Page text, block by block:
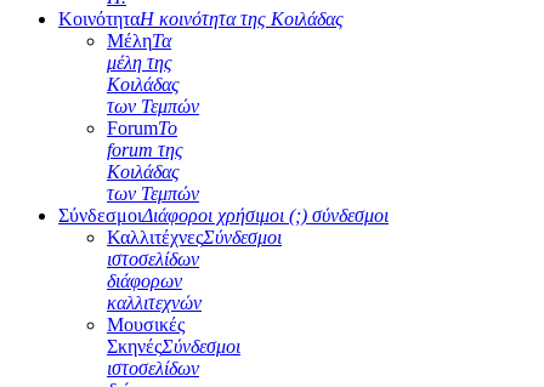
ΚοινότηταΗ κοινότητα της Κοιλάδας
ΜέληΤα
μέλη της
Κοιλάδας
των Τεμπών
ForumΤο
forum της
Κοιλάδας
των Τεμπών
ΣύνδεσμοιΔιάφοροι χρήσιμοι (;) σύνδεσμοι
ΚαλλιτέχνεςΣύνδεσμοι
ιστοσελίδων
διάφορων
καλλιτεχνών
Μουσικές
ΣκηνέςΣύνδεσμοι
ιστοσελίδων